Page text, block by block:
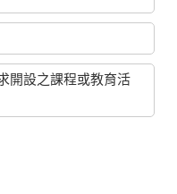
開設之課程或教育活